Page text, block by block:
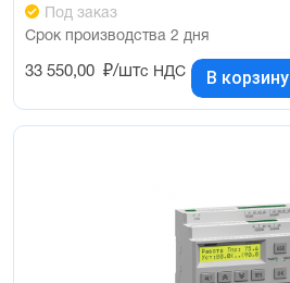
Под заказ
Срок производства 2 дня
33 550,00 ₽/штс НДС В корзину